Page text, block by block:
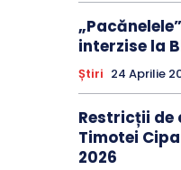
interzise la
Știri 24 Aprilie
Restricții
Timotei
2026